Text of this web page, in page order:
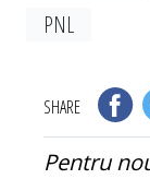
PNL
SHARE
Pentru